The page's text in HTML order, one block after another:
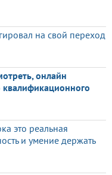
на свой переход
онлайн
это реальная
и умение держать